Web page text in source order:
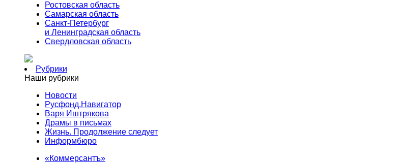
Ростовская область
Самарская область
Санкт-Петербург
и Ленинградская область
Свердловская область
Рубрики
Наши рубрики
Новости
Русфонд.Навигатор
Варя Иштрякова
Драмы в письмах
Жизнь. Продолжение следует
Информбюро
«Коммерсантъ»